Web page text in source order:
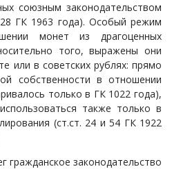
союзным законодательством
ГК 1963 года). Особый режим
монет из драгоценных
того, выражены они
или в советских рублях: прямо
собственности в отношении
только в ГК 1022 года),
также только в
(ст.ст. 24 и 54 ГК 1922
гражданское законодательство